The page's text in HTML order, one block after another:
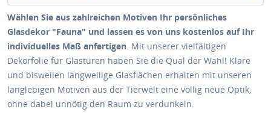
Wählen Sie aus zahlreichen Motiven Ihr persönliches
Glasdekor "Fauna" und lassen es von uns kostenlos auf Ihr
individuelles Maß anfertigen. Mit unserer vielfältigen
Dekorfolie für Glastüren haben Sie die Qual der Wahl! Klare
und bisweilen langweilige Glasflächen erhalten mit unseren
langlebigen Motiven aus der Tierwelt eine völlig neue Optik,
ohne dabei unnötig den Raum zu verdunkeln.